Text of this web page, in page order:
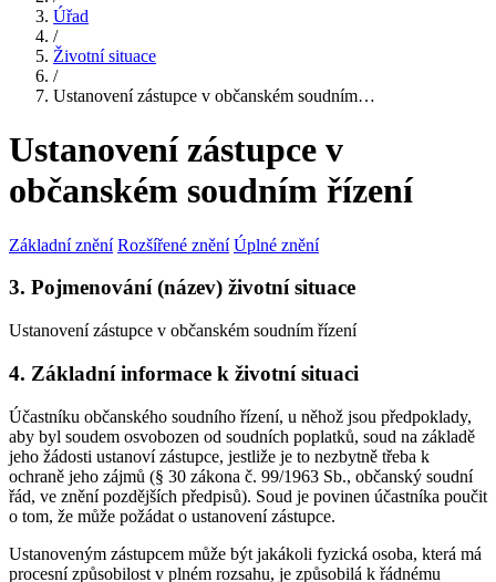
Úřad
/
Životní situace
/
Ustanovení zástupce v občanském soudním…
Ustanovení zástupce v
občanském soudním řízení
Základní znění Rozšířené znění Úplné znění
3. Pojmenování (název) životní situace
Ustanovení zástupce v občanském soudním řízení
4. Základní informace k životní situaci
Účastníku občanského soudního řízení, u něhož jsou předpoklady,
aby byl soudem osvobozen od soudních poplatků, soud na základě
jeho žádosti ustanoví zástupce, jestliže je to nezbytně třeba k
ochraně jeho zájmů (§ 30 zákona č. 99/1963 Sb., občanský soudní
řád, ve znění pozdějších předpisů). Soud je povinen účastníka poučit
o tom, že může požádat o ustanovení zástupce.
Ustanoveným zástupcem může být jakákoli fyzická osoba, která má
procesní způsobilost v plném rozsahu, je způsobilá k řádnému